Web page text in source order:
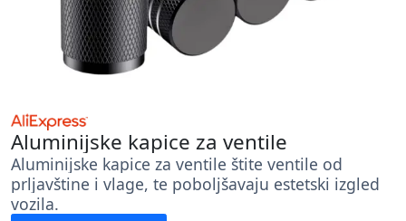
Aluminijske kapice za ventile
Aluminijske kapice za ventile štite ventile od
prljavštine i vlage, te poboljšavaju estetski izgled
vozila.